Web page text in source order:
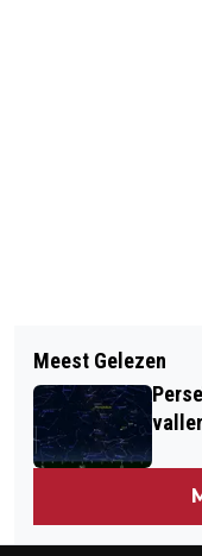
RELLEN
AUGUSTUS
DODE MAN
Meest Gelezen